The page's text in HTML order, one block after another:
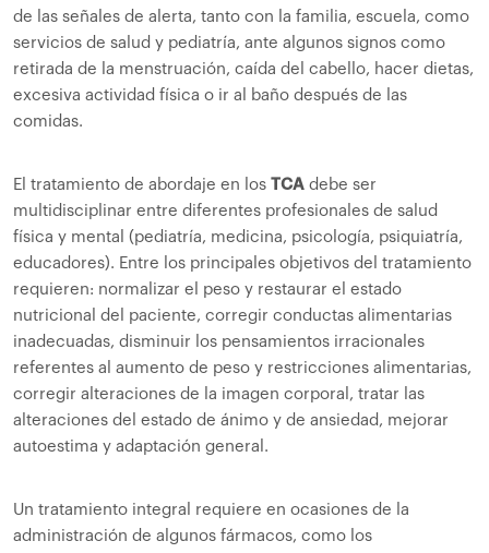
de las señales de alerta, tanto con la familia, escuela, como
servicios de salud y pediatría, ante algunos signos como
retirada de la menstruación, caída del cabello, hacer dietas,
excesiva actividad física o ir al baño después de las
comidas.
El tratamiento de abordaje en los TCA debe ser
multidisciplinar entre diferentes profesionales de salud
física y mental (pediatría, medicina, psicología, psiquiatría,
educadores). Entre los principales objetivos del tratamiento
requieren: normalizar el peso y restaurar el estado
nutricional del paciente, corregir conductas alimentarias
inadecuadas, disminuir los pensamientos irracionales
referentes al aumento de peso y restricciones alimentarias,
corregir alteraciones de la imagen corporal, tratar las
alteraciones del estado de ánimo y de ansiedad, mejorar
autoestima y adaptación general.
Un tratamiento integral requiere en ocasiones de la
administración de algunos fármacos, como los